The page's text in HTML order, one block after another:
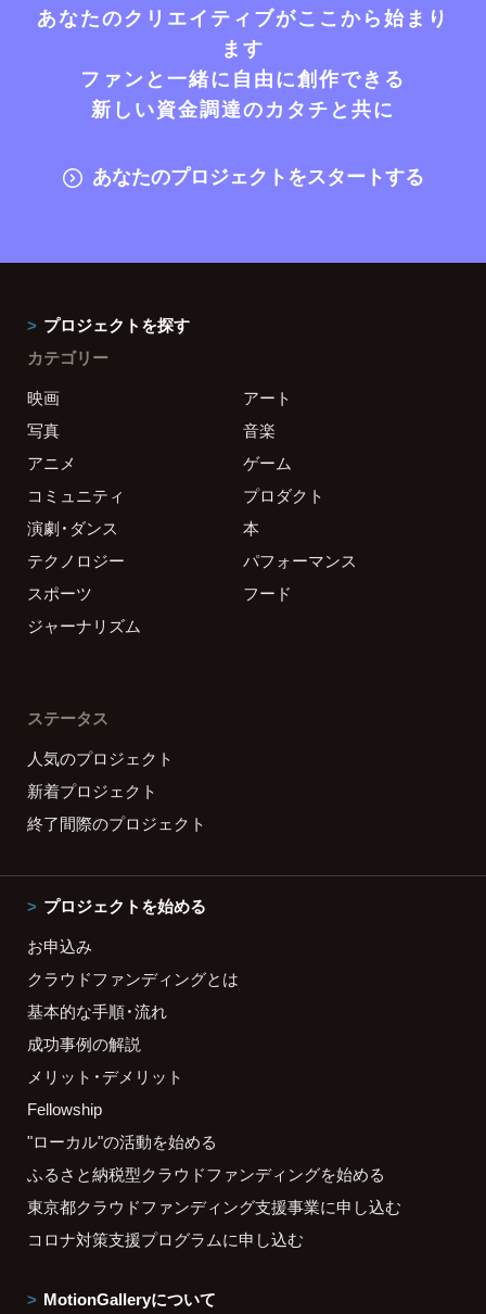
あなたのクリエイティブがここから始まり
ます
ファンと一緒に自由に創作できる
新しい資金調達のカタチと共に
あなたのプロジェクトをスタートする
プロジェクトを探す
カテゴリー
映画
アート
写真
音楽
アニメ
ゲーム
コミュニティ
プロダクト
演劇・ダンス
本
テクノロジー
パフォーマンス
スポーツ
フード
ジャーナリズム
ステータス
人気のプロジェクト
新着プロジェクト
終了間際のプロジェクト
プロジェクトを始める
お申込み
クラウドファンディングとは
基本的な手順・流れ
成功事例の解説
メリット・デメリット
Fellowship
"ローカル"の活動を始める
ふるさと納税型クラウドファンディングを始める
東京都クラウドファンディング支援事業に申し込む
コロナ対策支援プログラムに申し込む
MotionGalleryについて